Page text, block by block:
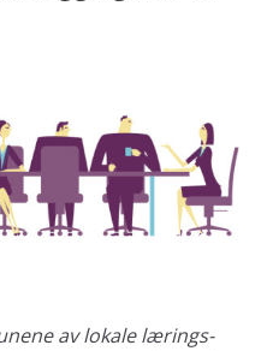
av lokale lærings-